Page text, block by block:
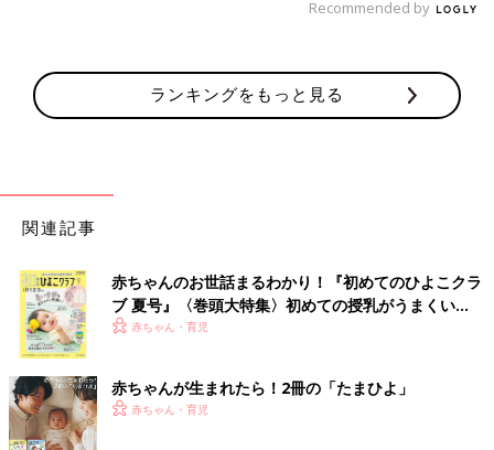
バイスはかなりイライラした」（かなこ）
と聞いた時、離婚を考えるほど激怒しました」（モコにゃん）
居を解消。距離をおいたことで今は関係良好です。初めての育児
ス）
仲の良かった自分の家族にもガルガル…そして猛省
「実母が遠路はるばるお手伝いに来てくれたのに、私自身が『こ
うしなければならない』と固執して、『これはしないで』『あれ
はしないで』『そんなのだめ』と、喧嘩になりました。その後泣
Recommended by
ランキングをもっと見る
関連記事
赤ちゃんのお世話まるわかり！『初めてのひよこクラ
ブ 夏号』〈巻頭大特集〉初めての授乳がうまくい
く！ おっぱい・ミルクの基本と夏のトラブル 解決テ
赤ちゃん・育児
赤ちゃんが生まれたら！2冊の「たまひよ」
赤ちゃん・育児